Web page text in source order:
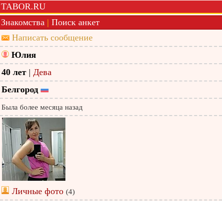
TABOR.RU
Знакомства | Поиск анкет
Написать сообщение
Юлия
40 лет | Дева
Белгород
Была более месяца назад
Личные фото (4)